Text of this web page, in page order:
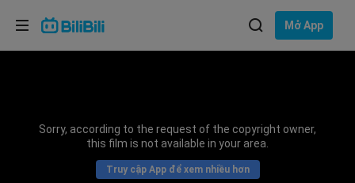
Mở App
Sorry, according to the request of the copyright owner,
this film is not available in your area.
Truy cập App để xem nhiều hơn
Lựa chọn ngôn ngữ